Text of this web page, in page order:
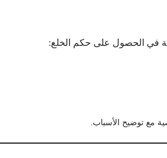
في الحصول على حكم الخلع:
مع توضيح الأسباب.